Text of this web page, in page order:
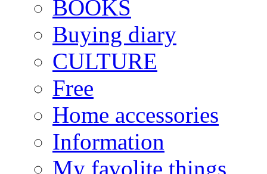
BOOKS
Buying diary
CULTURE
Free
Home accessories
Information
My favolite things